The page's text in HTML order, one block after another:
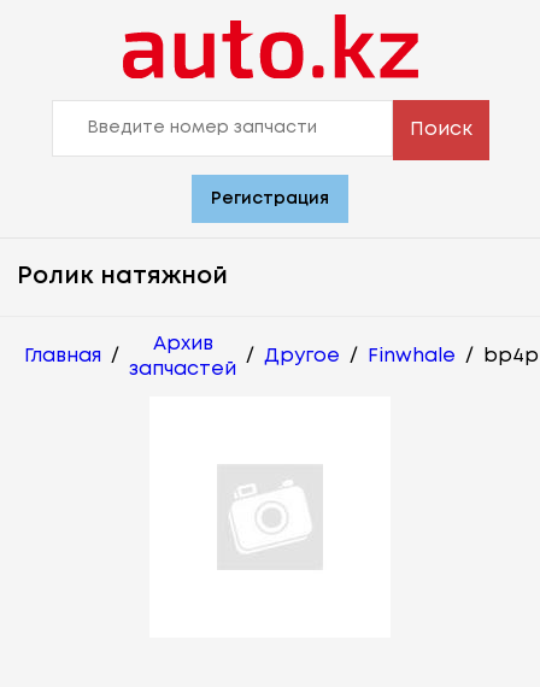
Поиск
Регистрация
Ролик натяжной
Главная /
Архив
запчастей
/ Другое / Finwhale /